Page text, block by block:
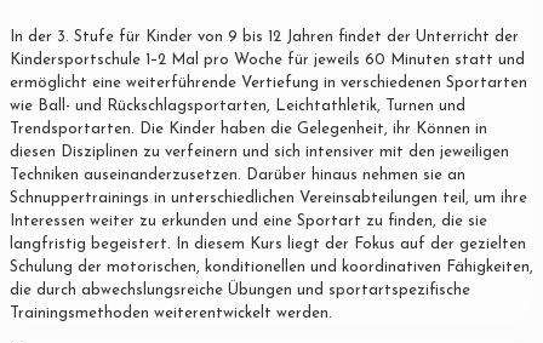
In der 3. Stufe für Kinder von 9 bis 12 Jahren findet der Unterricht der
Kindersportschule 1–2 Mal pro Woche für jeweils 60 Minuten statt und
ermöglicht eine weiterführende Vertiefung in verschiedenen Sportarten
wie Ball- und Rückschlagsportarten, Leichtathletik, Turnen und
Trendsportarten. Die Kinder haben die Gelegenheit, ihr Können in
diesen Disziplinen zu verfeinern und sich intensiver mit den jeweiligen
Techniken auseinanderzusetzen. Darüber hinaus nehmen sie an
Schnuppertrainings in unterschiedlichen Vereinsabteilungen teil, um ihre
Interessen weiter zu erkunden und eine Sportart zu finden, die sie
langfristig begeistert. In diesem Kurs liegt der Fokus auf der gezielten
Schulung der motorischen, konditionellen und koordinativen Fähigkeiten,
die durch abwechslungsreiche Übungen und sportartspezifische
Trainingsmethoden weiterentwickelt werden.